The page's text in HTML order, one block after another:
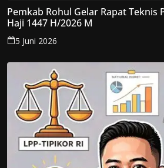
Pemkab Rohul Gelar Rapat Teknis
Haji 1447 H/2026 M
5 Juni 2026